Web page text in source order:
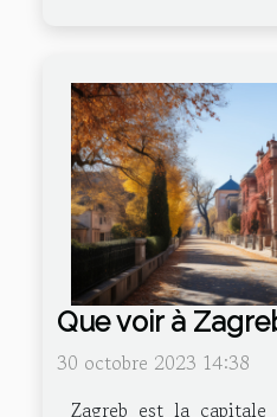
Que voir à
30 octobre 2023 14:38
Zagreb est la